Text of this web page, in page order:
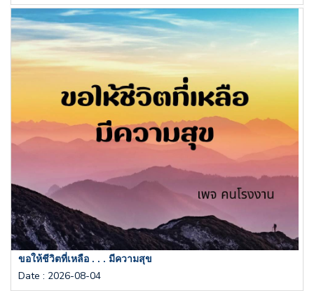
ขอให้ชีวิตที่เหลือ . . . มีความสุข
Date : 2026-08-04